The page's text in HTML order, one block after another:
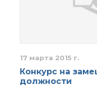
17 марта 2015 г.
Конкурс на
должности